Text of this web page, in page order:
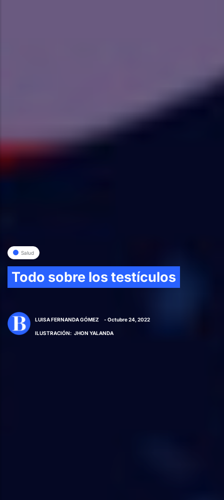
Salud
Todo sobre los testículos
LUISA FERNANDA GÓMEZ - Octubre 24, 2022
ILUSTRACIÓN: JHON YALANDA